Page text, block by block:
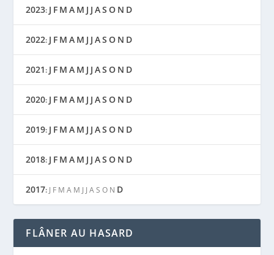
2023: J F M A M J J AS O N D
2022: J F M A M J J AS O N D
2021: J F M A M J J AS O N D
2020: J F M A M J J AS O N D
2019: J F M A M J J AS O N D
2018: J F M A M J J AS O N D
2017: J F M A M J J A S O N D
FLÂNER AU HASARD